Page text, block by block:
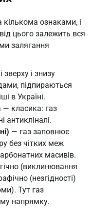
кількома ознаками, і
цього залежить вся
залягання
і знизу
підпираються
в Україні.
— класика: газ
антикліналі.
— газ заповнює
без чітких меж
масивів.
(виклинювання
(незгідності)
Тут газ
напрямку.